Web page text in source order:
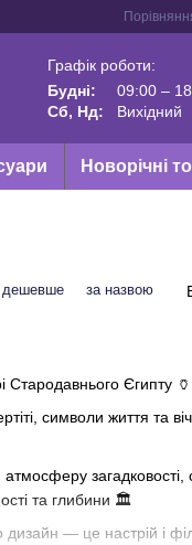
Графік роботи:
Будні:
09:00 –
Сб, Нд:
Вихідний
Новорічні
дешевше за назвою
Стародавнього Єгипту
символи життя та
загадковості,
та глибини 🏛️
— це настрій і